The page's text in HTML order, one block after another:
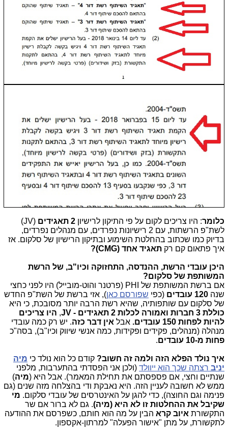
כלומר: היו צריכים לקום על פי התיקון לרישיון
(JV)
לשת"פ הרשתות, עם 2 רישיונות נפרדים, עם מנהלים נפרדים,
בדיוק כמו שכתוב בהחלטת השימוע ובתיקון הרישיון של סלקום. אז
איך פתאום קם רק תאגיד אחד (CMG)?
היכן עובדי הרשת, ההנדסה, התחזוקה וכיו"ב, של הרשת
המשותפת של סלקום?
אם ברשת המשותפת של PHI (פרטנר והוט-מובייל) היו לפני כחצי
שנה 120 עובדים (כפי שפורסם כאן), אזי ברשת של השת"פ החדש
של סלקום עם שותפותיה, שהיא רשת הרבה יותר מסובכת, כי היא
כוללת 3 חברות ואמורה לכלות 2 תאגידים - JV
, היו צריכים
להיות לפחות 150 עובדים.
אבל אין דבר כזה. יש רק כמה עובדי
מנהלה (מנהלים, פקידים ופקידות, כמה אנשי שיווק וכיו"ב), בסה"כ
פחות מ-10 עובדים
.
איך נולד הפלא הזה ולמה זה חשוב? קודם כל הוא נולד כי מיה
יניב רצתה שכך הוא ייוולד (ולכן אני הפסדתי בהתערבות, מלפני
שנתיים וחצי, אם פספסתם את תחילת המאמר). אבל היא (מיה)
ממש לא חשובה לעניין הזה. היא נאבקת ודי בהצלחה מזה שנים (גם
פנימה וגם החוצה), כדי להגן על האינטרסים של עובדי סלקום. מי
שקיבל את ההחלטות זו לא היא (מיה). גם לא ברור אם שר
התקשורת איוב קרא הבין על מה הוא חותם, כשפרסם את ההודעה
לתקשורת, על מתן "אישור הפעלה" למרתון-אקספון.